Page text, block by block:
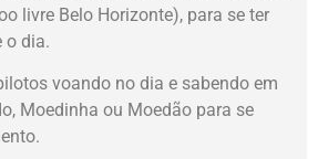
livre Belo Horizonte), para se ter
o dia.
voando no dia e sabendo em
Moedinha ou Moedão para se